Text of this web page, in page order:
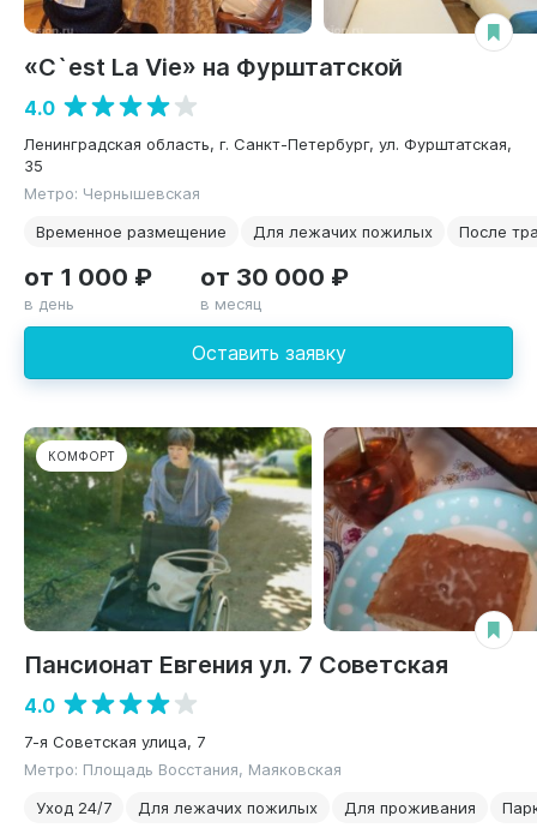
«C`est La Vie» на Фурштатской
4.0
Ленинградская область, г. Санкт-Петербург, ул. Фурштатская,
35
Метро: Чернышевская
Временное размещение
Для лежачих пожилых После
Оставить заявку
от 1 000 ₽
в день
от 30 000 ₽
в месяц
КОМФОРТ
Пансионат Евгения ул. 7 Советская
4.0
7-я Советская улица, 7
Метро: Площадь Восстания, Маяковская
Уход 24/7
Для лежачих пожилых Для проживания